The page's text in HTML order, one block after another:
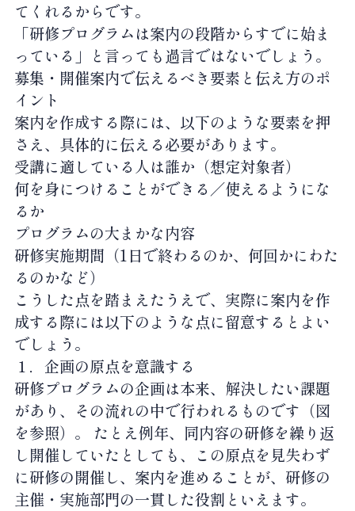
てくれるからです。
「研修プログラムは案内の段階からすでに始ま
っている」と言っても過言ではないでしょう。
募集・開催案内で伝えるべき要素と伝え方のポ
イント
案内を作成する際には、以下のような要素を押
さえ、具体的に伝える必要があります。
受講に適している人は誰か（想定対象者）
何を身につけることができる／使えるようにな
るか
プログラムの大まかな内容
研修実施期間（1日で終わるのか、何回かにわた
るのかなど）
こうした点を踏まえたうえで、実際に案内を作
成する際には以下のような点に留意するとよい
でしょう。
１．企画の原点を意識する
研修プログラムの企画は本来、解決したい課題
があり、その流れの中で行われるものです（図
を参照）。 たとえ例年、同内容の研修を繰り返
し開催していたとしても、この原点を見失わず
に研修の開催し、案内を進めることが、研修の
主催・実施部門の一貫した役割といえます。